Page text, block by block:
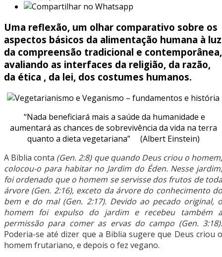
Uma reflexão, um olhar comparativo sobre os
aspectos básicos da alimentação humana à luz
da compreensão tradicional e contemporânea,
avaliando as interfaces da religião, da razão,
da ética , da lei, dos costumes humanos.
“Nada beneficiará mais a saúde da humanidade e
aumentará as chances de sobrevivência da vida na terra
quanto a dieta vegetariana” (Albert Einstein)
A Bíblia conta (Gen. 2:8) que quando Deus criou o
colocou-o para habitar no Jardim do Éden. Nesse jardim,
foi ordenado que o homem se servisse dos frutos de toda
árvore (Gen. 2:16), exceto da árvore do conhecimento do
bem e do mal (Gen. 2:17). Devido ao pecado original, o
homem foi expulso do jardim e recebeu também a
permissão para comer as ervas do campo (Gen. 3:18).
Poderia-se até dizer que a Biblia sugere que Deus criou o
homem frutariano, e depois o fez vegano.